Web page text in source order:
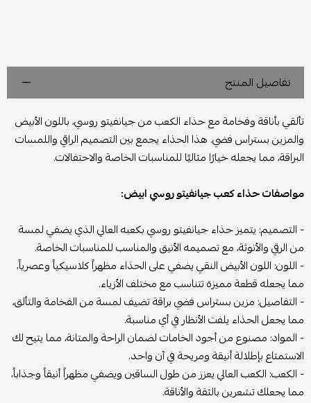
تفاصيل المنتج
تألقي بأناقة وفخامة مع حذاء الكعب من جيانفيتو روسي، باللون الأبيض
والمزين بستراس فضي. هذا الحذاء يجمع بين التصميم الراقي واللمسات
البراقة، مما يجعله خيارًا مثاليًا للمناسبات الخاصة والاحتفالات.
مواصفات حذاء كعب جيانفيتو روسي ابيض:
- التصميم: يتميز حذاء جيانفيتو روسي بكعبه العالي الذي يضفي لمسة
من الرقي والأنوثة، مع تصميمه الأنيق والمناسب للمناسبات الخاصة.
- اللون: اللون الأبيض النقي يضفي على الحذاء مظهراً كلاسيكياً وعصرياً،
مما يجعله قطعة مميزة تتناسب مع مختلف الأزياء.
- التفاصيل: مزين بستراس فضي براقة تضيف لمسة من الفخامة والتألق،
مما يجعل الحذاء يلفت الأنظار في أي مناسبة.
- المواد: مصنوع من أجود الخامات لضمان الراحة والمتانة، مما يتيح لك
الاستمتاع بإطلالة أنيقة ومريحة في آن واحد.
- الكعب: الكعب العالي يعزز من طول الساقين ويضفي مظهراً أنيقاً وجذاباً،
مما يجعلك تشعرين بالثقة والأناقة.